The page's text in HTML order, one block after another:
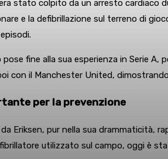
stato colpito da un arresto cardiaco
e la defibrillazione sul terreno di
fine alla sua esperienza in Serie
con il Manchester United,
per la prevenzione
Eriksen, pur nella sua drammaticità,
utilizzato sul campo, oggi è